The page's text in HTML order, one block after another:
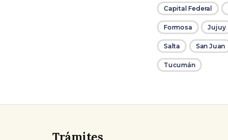
Capital Federal
Formosa Jujuy
Salta San Juan
Tucumán
Trámites